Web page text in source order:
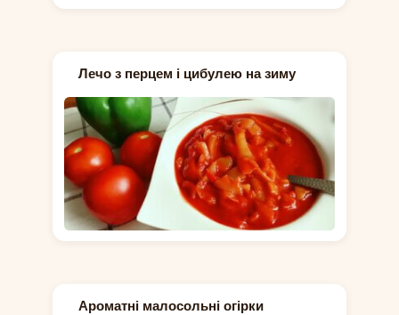
Лечо з перцем і цибулею на зиму
Ароматні малосольні огірки